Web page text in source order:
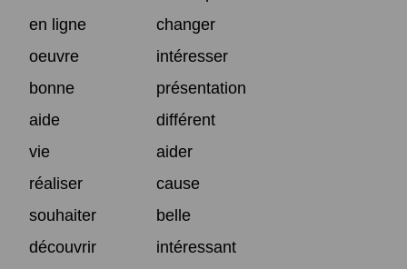
en ligne
changer
oeuvre
intéresser
bonne
présentation
aide
différent
vie
aider
réaliser
cause
souhaiter
belle
découvrir
intéressant